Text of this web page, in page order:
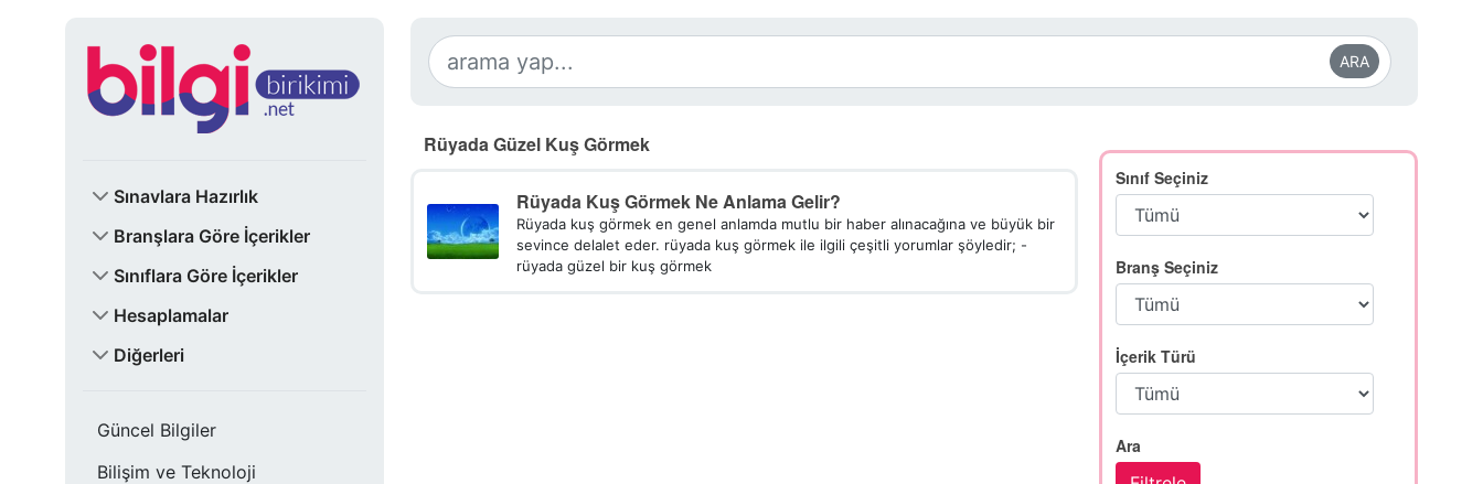
Sınavlara Hazırlık
Branşlara Göre İçerikler
Sınıflara Göre İçerikler
Hesaplamalar
Diğerleri
Güncel Bilgiler
Bilişim ve Teknoloji
ARA
Rüyada Güzel Kuş Görmek
Rüyada Kuş Görmek Ne Anlama Gelir?
Rüyada kuş görmek en genel anlamda mutlu bir haber alınacağına ve büyük bir
sevince delalet eder. rüyada kuş görmek ile ilgili çeşitli yorumlar şöyledir; -
rüyada güzel bir kuş görmek
Sınıf Seçiniz
Branş Seçiniz
İçerik Türü
Ara